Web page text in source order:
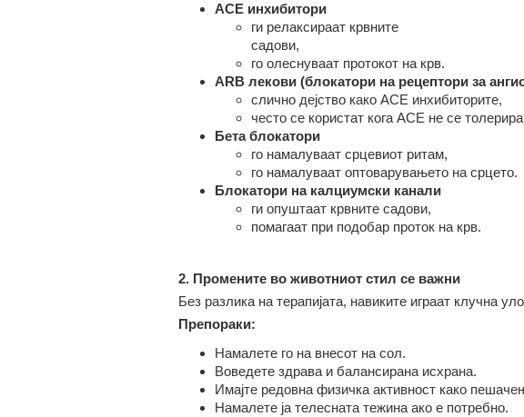
ACE инхибитори
ги релаксираат крвните
садови,
го олеснуваат протокот на крв.
ARB лекови (блокатори на рецептори за
слично дејство како ACE инхибиторите,
често се користат кога ACE не се
Бета блокатори
го намалуваат срцевиот ритам,
го намалуваат оптоварувањето на срцето.
Блокатори на калциумски канали
ги опуштаат крвните садови,
помагаат при подобар проток на крв.
2. Промените во животниот стил севажни
Без разлика на терапијата, навиките играат клучна
Препораки:
Намалете гона внесотна сол.
Воведете здрава и балансирана исхрана.
Имајте редовна физичка активност како
Намалете јателеснататежина ако е потребно.